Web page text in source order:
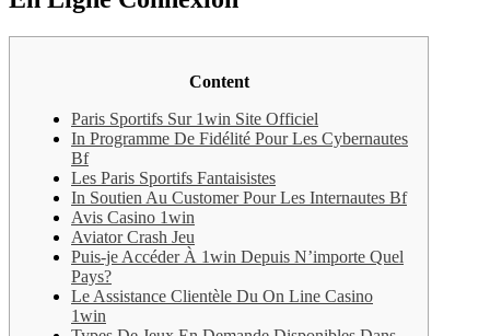
Content
Paris Sportifs Sur 1win Site Officiel
In Programme De Fidélité Pour Les Cybernautes
Bf
Les Paris Sportifs Fantaisistes
In Soutien Au Customer Pour Les Internautes Bf
Avis Casino 1win
Aviator Crash Jeu
Puis-je Accéder À 1win Depuis N’importe Quel
Pays?
Le Assistance Clientèle Du On Line Casino
1win